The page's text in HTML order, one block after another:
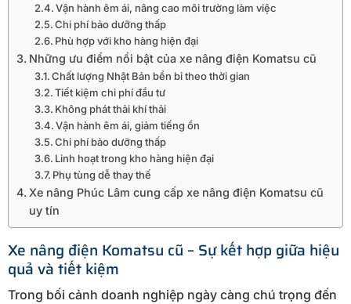
Vận hành êm ái, nâng cao môi trường làm việc
Chi phí bảo dưỡng thấp
Phù hợp với kho hàng hiện đại
Những ưu điểm nổi bật của xe nâng điện Komatsu cũ
Chất lượng Nhật Bản bền bỉ theo thời gian
Tiết kiệm chi phí đầu tư
Không phát thải khí thải
Vận hành êm ái, giảm tiếng ồn
Chi phí bảo dưỡng thấp
Linh hoạt trong kho hàng hiện đại
Phụ tùng dễ thay thế
Xe nâng Phúc Lâm cung cấp xe nâng điện Komatsu cũ
uy tín
Xe nâng điện Komatsu cũ – Sự kết hợp giữa hiệu
quả và tiết kiệm
Trong bối cảnh doanh nghiệp ngày càng chú trọng đến